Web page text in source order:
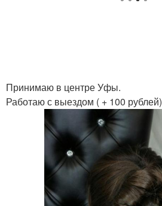
Принимаю в центре Уфы.
Работаю с выездом ( + 100 рублей)